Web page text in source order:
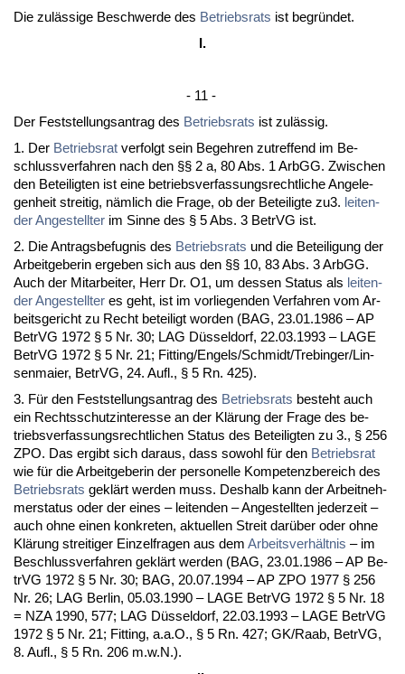
Die zulässi­ge Be­schwer­de des Be­triebs­rats ist be­gründet.
I.
- 11 -
Der Fest­stel­lungs­an­trag des Be­triebs­rats ist zulässig.
1. Der Be­triebs­rat ver­folgt sein Be­geh­ren zu­tref­fend im Be­
schluss­ver­fah­ren nach den §§ 2 a, 80 Abs. 1 ArbGG. Zwi­schen
den Be­tei­lig­ten ist ei­ne be­triebs­ver­fas­sungs­recht­li­che An­ge­le­
gen­heit strei­tig, nämlich die Fra­ge, ob der Be­tei­lig­te zu3. lei­ten­
der An­ge­stell­ter im Sin­ne des § 5 Abs. 3 Be­trVG ist.
2. Die An­trags­be­fug­nis des Be­triebs­rats und die Be­tei­li­gung der
Ar­beit­ge­be­rin er­ge­ben sich aus den §§ 10, 83 Abs. 3 ArbGG.
Auch der Mit­ar­bei­ter, Herr Dr. O1, um des­sen Sta­tus als lei­ten­
der An­ge­stell­ter es geht, ist im vor­lie­gen­den Ver­fah­ren vom Ar­
beits­ge­richt zu Recht be­tei­ligt wor­den (BAG, 23.01.1986 – AP
Be­trVG 1972 § 5 Nr. 30; LAG Düssel­dorf, 22.03.1993 – LA­GE
Be­trVG 1972 § 5 Nr. 21; Fit­ting/En­gels/Schmidt/Tre­bin­ger/Lin­
sen­mai­er, Be­trVG, 24. Aufl., § 5 Rn. 425).
3. Für den Fest­stel­lungs­an­trag des Be­triebs­rats be­steht auch
ein Rechts­schutz­in­ter­es­se an der Klärung der Fra­ge des be­
triebs­ver­fas­sungs­recht­li­chen Sta­tus des Be­tei­lig­ten zu 3., § 256
ZPO. Das er­gibt sich dar­aus, dass so­wohl für den Be­triebs­rat
wie für die Ar­beit­ge­be­rin der per­so­nel­le Kom­pe­tenz­be­reich des
Be­triebs­rats geklärt wer­den muss. Des­halb kann der Ar­beit­neh­
mer­sta­tus oder der ei­nes – lei­ten­den – An­ge­stell­ten je­der­zeit –
auch oh­ne ei­nen kon­kre­ten, ak­tu­el­len Streit darüber oder oh­ne
Klärung strei­ti­ger Ein­zel­fra­gen aus dem Ar­beits­verhält­nis – im
Be­schluss­ver­fah­ren geklärt wer­den (BAG, 23.01.1986 – AP Be­
trVG 1972 § 5 Nr. 30; BAG, 20.07.1994 – AP ZPO 1977 § 256
Nr. 26; LAG Ber­lin, 05.03.1990 – LA­GE Be­trVG 1972 § 5 Nr. 18
= NZA 1990, 577; LAG Düssel­dorf, 22.03.1993 – LA­GE Be­trVG
1972 § 5 Nr. 21; Fit­ting, a.a.O., § 5 Rn. 427; GK/Raab, Be­trVG,
8. Aufl., § 5 Rn. 206 m.w.N.).